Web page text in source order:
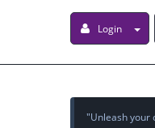
Login
"Unleash your